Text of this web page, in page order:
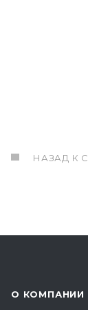
НАЗАД К
О КОМПАНИИ